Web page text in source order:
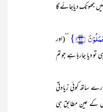
جھونک دیاجائے گا
﴿۹۰﴾}
’’(اور
تو دیا جارہا ہے جو تم
ساتھ کوئی زیادتی
کے عین مطابق ہی